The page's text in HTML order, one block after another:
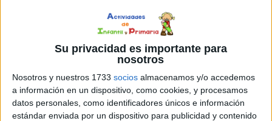
Su privacidad es importante para
nosotros
Nosotros y nuestros 1733 socios almacenamos y/o accedemos
a información en un dispositivo, como cookies, y procesamos
datos personales, como identificadores únicos e información
estándar enviada por un dispositivo para publicidad y contenido
calificativo es una clase de palabra que califica o
determina a un sustantivo. Los adjetivos cumplen con su